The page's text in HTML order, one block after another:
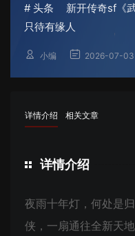
# 头条
新开传奇sf《
只待有缘人
小编 2026-07-03
详情介绍 相关文章
详情介绍
夜雨十年灯，何处是
侠，一扇通往全新天